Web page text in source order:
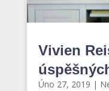
Vivien
Úno 27, 2019 |